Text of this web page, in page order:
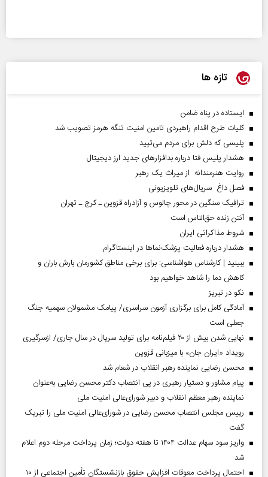
تازه ها
ایستاده در پناه ضامن
کلیات طرح اقدام راهبردی تامین امنیت تنگه هرمز تصویب شد
پلیسی که دلش برای مردم می‌تپید
هشدار پلیس فتا درباره بدافزار‌های جدید ارز دیجیتال
روایت هنرمندانه از میراث یک رهبر
فصل داغ سریال‌های تلویزیونی
ترافیک سنگین در محور چالوس و آزادراه قزوین ـ کرج ـ تهران
آنتن زنده حق‌الناس است
شروط مذاکراتی ایران
هشدار درباره فعالیت پزشک‌نما‌ها در اینستاگرام
ببینید | کارشناس هواشناسی: برای برخی مناطق کشورمان بارش باران و
کاهش دما را شاهد خواهیم بود
نکو در تبریز
آمادگی کامل برای برگزاری آزمون سراسری/ پیامک مشمولان سهمیه جنگ
جعلی است
نهایی شدن بیش از ۲۰ فیلم‌نامه برای تولید سریال در سال جاری/ ازسرگیری
رویداد «ایران جان» با میزبانی قزوین
محسن رضایی نماینده رهبر انقلاب در شعام شد
پیام مشاور و دستیار رهبری در پی انتصاب دکتر محسن رضایی به‌عنوان
نماینده رهبر معظم انقلاب و دبیر شورای‌عالی امنیت ملی
رییس مجلس انتصاب محسن رضایی در شورای‌عالی امنیت ملی را تبریک
گفت
واریز سود سهام عدالت ۱۴۰۴ تا هفته دولت؛ زمان پرداخت مرحله دوم اعلام
شد
احتمال پرداخت معوقات افزایش حقوق بازنشستگان تأمین اجتماعی از ۱۰